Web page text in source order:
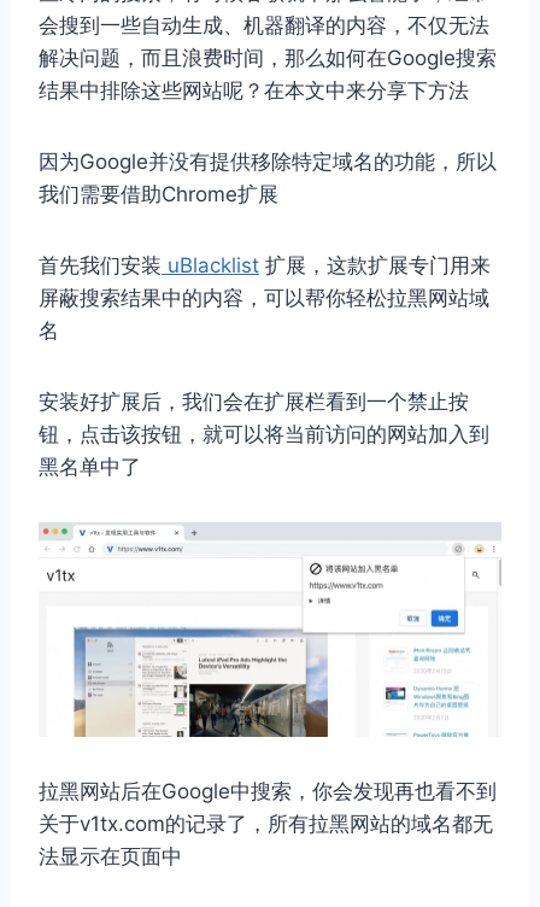
会搜到一些自动生成、机器翻译的内容，不仅无法
解决问题，而且浪费时间，那么如何在Google搜索
结果中排除这些网站呢？在本文中来分享下方法
因为Google并没有提供移除特定域名的功能，所以
我们需要借助Chrome扩展
首先我们安装 uBlacklist 扩展，这款扩展专门用来
屏蔽搜索结果中的内容，可以帮你轻松拉黑网站域
名
安装好扩展后，我们会在扩展栏看到一个禁止按
钮，点击该按钮，就可以将当前访问的网站加入到
黑名单中了
拉黑网站后在Google中搜索，你会发现再也看不到
关于v1tx.com的记录了，所有拉黑网站的域名都无
法显示在页面中